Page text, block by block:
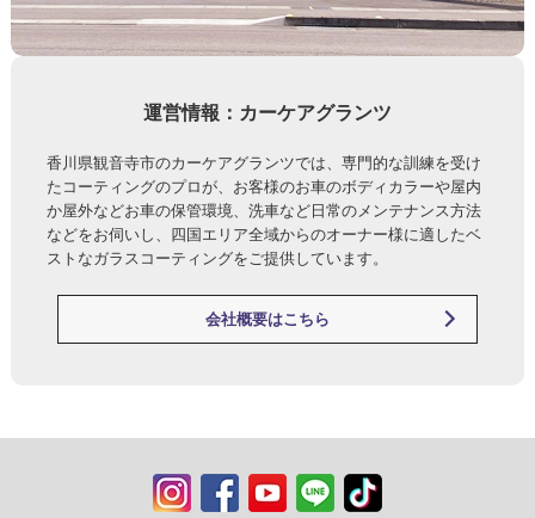
運営情報：カーケアグランツ
香川県観音寺市のカーケアグランツでは、専門的な訓練を受け
たコーティングのプロが、お客様のお車のボディカラーや屋内
か屋外などお車の保管環境、洗車など日常のメンテナンス方法
などをお伺いし、四国エリア全域からのオーナー様に適したベ
ストなガラスコーティングをご提供しています。
会社概要はこちら